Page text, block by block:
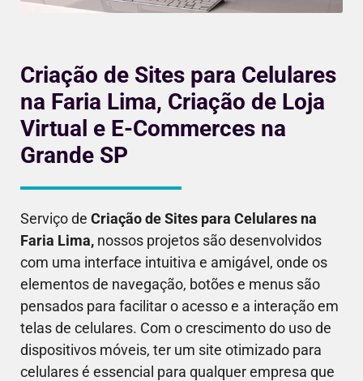
Criação de Sites para Celulares
na Faria Lima, Criação de Loja
Virtual e E-Commerces na
Grande SP
Serviço de Criação de Sites para Celulares na
Faria Lima, nossos projetos são desenvolvidos
com uma interface intuitiva e amigável, onde os
elementos de navegação, botões e menus são
pensados para facilitar o acesso e a interação em
telas de celulares. Com o crescimento do uso de
dispositivos móveis, ter um site otimizado para
celulares é essencial para qualquer empresa que